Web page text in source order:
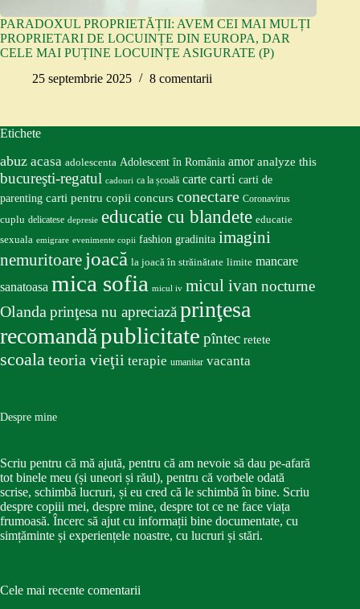
PARADOXUL PROPRIETĂȚII: AVEM CEI MAI MULȚI
PROPRIETARI DE LOCUINȚE DIN EUROPA, DAR
CELE MAI PUȚINE LOCUINȚE ASIGURATE (P)
25 septembrie 2025
8 comentarii
Etichete
abuz acasa adolescenta Adolescent în România amor analyze this
bucureşti-regatul cadouri ca la școală carte carti carti de
parenting carti pentru copii concurs conectare Coronavirus
cuplu delicatese depresie educatie cu blandete educatie
sexuala emigrare evenimente copii fashion gradinita imagini
nemuritoare joacă la joacă în străinătate limite mancare
sanatoasa mica sofia micul iv micul ivan nocturne
Olandaprinţesa nu apreciazăprinţesa
recomandăpublicitate pîntec retete
scoalateoria vieţii terapie umanitar vacanta
Despre mine
Scriu pentru că mă ajută, pentru că am nevoie să dau pe-afară
tot binele meu (și uneori și răul), pentru că vorbele odată
scrise, schimbă lucruri, și eu cred că le schimbă în bine. Scriu
despre copiii mei, despre mine, despre tot ce ne face viața
frumoasă. Încerc să ajut cu informații bine documentate, cu
simțăminte și experiențele noastre, cu lucruri și stări.
Cele mai recente comentarii